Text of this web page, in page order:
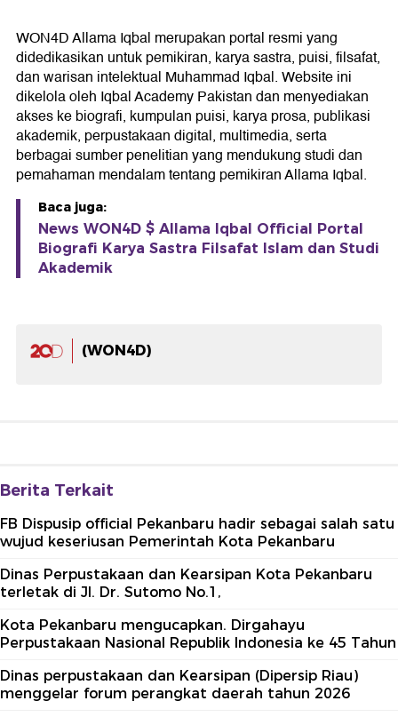
WON4D Allama Iqbal merupakan portal resmi yang
didedikasikan untuk pemikiran, karya sastra, puisi, filsafat,
dan warisan intelektual Muhammad Iqbal. Website ini
dikelola oleh Iqbal Academy Pakistan dan menyediakan
akses ke biografi, kumpulan puisi, karya prosa, publikasi
akademik, perpustakaan digital, multimedia, serta
berbagai sumber penelitian yang mendukung studi dan
pemahaman mendalam tentang pemikiran Allama Iqbal.
Baca juga:
News WON4D $ Allama Iqbal Official Portal
Biografi Karya Sastra Filsafat Islam dan Studi
Akademik
(WON4D)
Berita Terkait
FB Dispusip official Pekanbaru hadir sebagai salah satu
wujud keseriusan Pemerintah Kota Pekanbaru
Dinas Perpustakaan dan Kearsipan Kota Pekanbaru
terletak di Jl. Dr. Sutomo No.1,
Kota Pekanbaru mengucapkan. Dirgahayu
Perpustakaan Nasional Republik Indonesia ke 45 Tahun
Dinas perpustakaan dan Kearsipan (Dipersip Riau)
menggelar forum perangkat daerah tahun 2026